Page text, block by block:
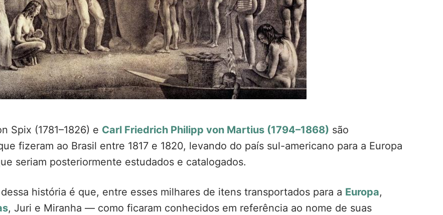
Spix (1781–1826) e Carl Friedrich Philipp von Martius (1794–1868) são
fizeram ao Brasil entre 1817 e 1820, levando do país sul-americano para a Europa
seriam posteriormente estudados e catalogados.
história é que, entre esses milhares de itens transportados para a Europa,
, Juri e Miranha — como ficaram conhecidos em referência ao nome de suas